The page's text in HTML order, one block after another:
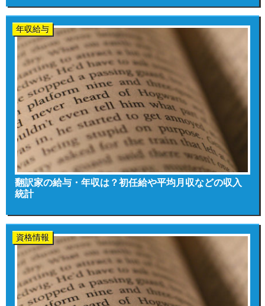
年収給与
翻訳家の給与・年収は？初任給や平均月収などの収入
統計
資格情報